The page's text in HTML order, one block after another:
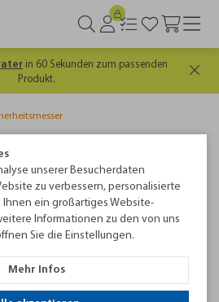
in 60 Sekunden zum passenden
Produkt.
wichtiger Bestandteil jeder
das Öffnen von Kartons und anderen
ist. Bei Kemapack bieten wir eine
an, die speziell
und Verletzungen am
Unsere Sicherheitsmesser sind
bieten dennoch maximalen Schutz
unserer Besucherdaten
zu verbessern, personalisierte
ein großartiges Website-
Informationen zu den von uns
Sie die Einstellungen.
Mehr Infos